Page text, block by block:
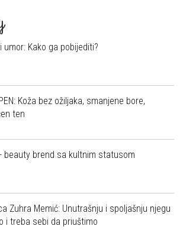
umor: Kako ga pobijediti?
Koža bez ožiljaka, smanjene bore,
ten
beauty brend sa kultnim statusom
Zuhra Memić: Unutrašnju i spoljašnju njegu
i treba sebi da priuštimo